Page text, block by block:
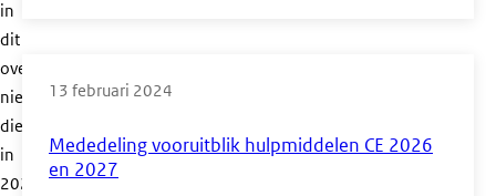
in
dit
overzicht
nieuwberichten
die
in
2027
2027
Mededeling vooruitblik hulpmiddelen CE 2026
en 2027
13 februari 2024